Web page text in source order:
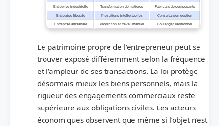
Entreprise industrielle Transformation de matières Fabricant de composants
Entreprise libérale Prestations intellectuelles Consultant en gestion
Entreprise artisanale Production et travail manuel Boulanger traditionnel
Le patrimoine propre de l’entrepreneur peut se
trouver exposé différemment selon la fréquence
et l’ampleur de ses transactions. La loi protège
désormais mieux les biens personnels, mais la
rigueur des engagements commerciaux reste
supérieure aux obligations civiles. Les acteurs
économiques observent que même si l’objet n’est